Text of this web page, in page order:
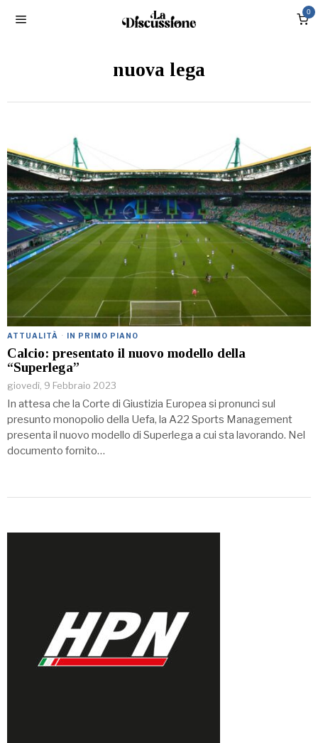
0
nuova lega
ATTUALITÀ · IN PRIMO PIANO
Calcio: presentato il nuovo modello della
“Superlega”
giovedì, 9 Febbraio 2023
In attesa che la Corte di Giustizia Europea si pronunci sul
presunto monopolio della Uefa, la A22 Sports Management
presenta il nuovo modello di Superlega a cui sta lavorando. Nel
documento fornito…